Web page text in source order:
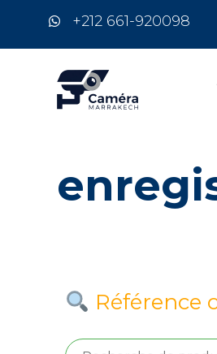
+212 661-920098
Référence
Recherche pour :